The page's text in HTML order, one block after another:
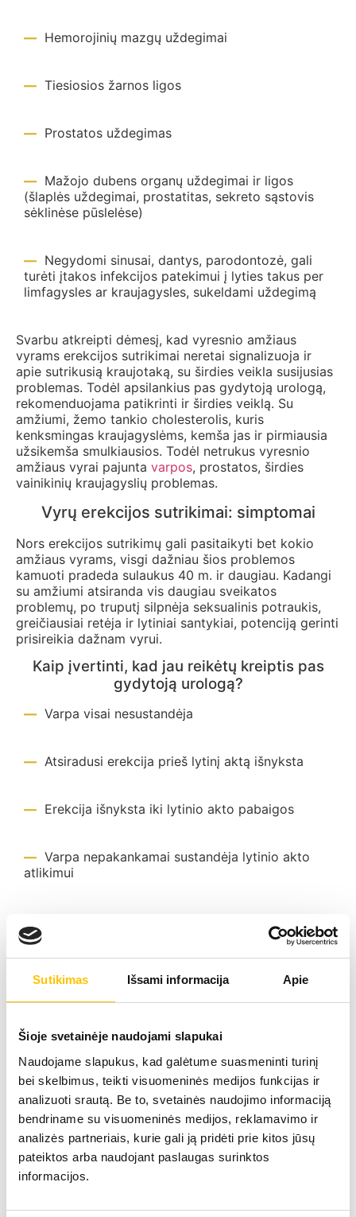
Sutikimas Išsami informacija Apie
Šioje svetainėje naudojami slapukai
Naudojame slapukus, kad galėtume suasmeninti turinį
bei skelbimus, teikti visuomeninės medijos funkcijas ir
analizuoti srautą. Be to, svetainės naudojimo informaciją
bendriname su visuomeninės medijos, reklamavimo ir
analizės partneriais, kurie gali ją pridėti prie kitos jūsų
pateiktos arba naudojant paslaugas surinktos
informacijos.
Hemorojinių mazgų uždegimai
Tiesiosios žarnos ligos
Prostatos uždegimas
Mažojo dubens organų uždegimai ir ligos
(šlaplės uždegimai, prostatitas, sekreto sąstovis
sėklinėse pūslelėse)
Negydomi sinusai, dantys, parodontozė, gali
turėti įtakos infekcijos patekimui į lyties takus per
limfagysles ar kraujagysles, sukeldami uždegimą
Svarbu atkreipti dėmesį, kad vyresnio amžiaus
vyrams erekcijos sutrikimai neretai signalizuoja ir
apie sutrikusią kraujotaką, su širdies veikla susijusias
problemas. Todėl apsilankius pas gydytoją urologą,
rekomenduojama patikrinti ir širdies veiklą. Su
amžiumi, žemo tankio cholesterolis, kuris
kenksmingas kraujagyslėms, kemša jas ir pirmiausia
užsikemša smulkiausios. Todėl netrukus vyresnio
amžiaus vyrai pajunta varpos, prostatos, širdies
vainikinių kraujagyslių problemas.
Vyrų erekcijos sutrikimai: simptomai
Nors erekcijos sutrikimų gali pasitaikyti bet kokio
amžiaus vyrams, visgi dažniau šios problemos
kamuoti pradeda sulaukus 40 m. ir daugiau. Kadangi
su amžiumi atsiranda vis daugiau sveikatos
problemų, po truputį silpnėja seksualinis potraukis,
greičiausiai retėja ir lytiniai santykiai, potenciją gerinti
prisireikia dažnam vyrui.
Kaip įvertinti, kad jau reikėtų kreiptis pas
gydytoją urologą?
Varpa visai nesustandėja
Atsiradusi erekcija prieš lytinį aktą išnyksta
Erekcija išnyksta iki lytinio akto pabaigos
Varpa nepakankamai sustandėja lytinio akto
atlikimui
Erekcijos sutrikimai skirstomi į 3 formas
Lengva, kai varpa nesukietėja iki galo kartais
Vidutinė, kai varpa sukietėja nepilnai
Taip pat sutrikimai skirstomi pagal kilmę: organinės
ar psichogeninės kilmės.
Erekcijos sutrikimų pasekmės
Sutrikus lytinei potencijai kartu atsiranda rizika kilti ir
sveikata.